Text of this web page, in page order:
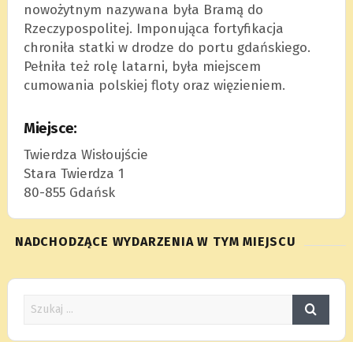
nowożytnym nazywana była Bramą do
Rzeczypospolitej. Imponująca fortyfikacja
chroniła statki w drodze do portu gdańskiego.
Pełniła też rolę latarni, była miejscem
cumowania polskiej floty oraz więzieniem.
Miejsce:
Twierdza Wisłoujście
Stara Twierdza 1
80-855 Gdańsk
NADCHODZĄCE WYDARZENIA W TYM MIEJSCU